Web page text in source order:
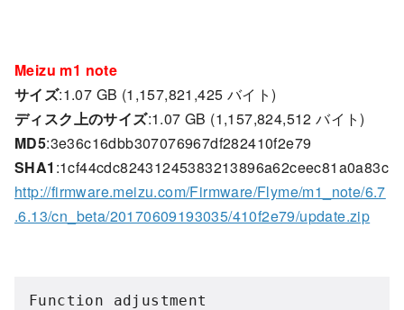
Meizu m1 note
サイズ:1.07 GB (1,157,821,425 バイト)
ディスク上のサイズ:1.07 GB (1,157,824,512 バイト)
MD5:3e36c16dbb307076967df282410f2e79
SHA1 :1cf44cdc82431245383213896a62ceec81a0a83c
http://firmware.meizu.com/Firmware/Flyme/m1_note/6.7
.6.13/cn_beta/20170609193035/410f2e79/update.zip
Function adjustment